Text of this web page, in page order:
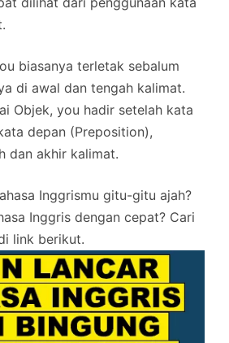
biasanya terletak sebalum
di awal dan tengah kalimat.
Objek, you hadir setelah kata
depan (Preposition),
dan akhir kalimat.
Inggrismu gitu-gitu ajah?
Inggris dengan cepat? Cari
link berikut.